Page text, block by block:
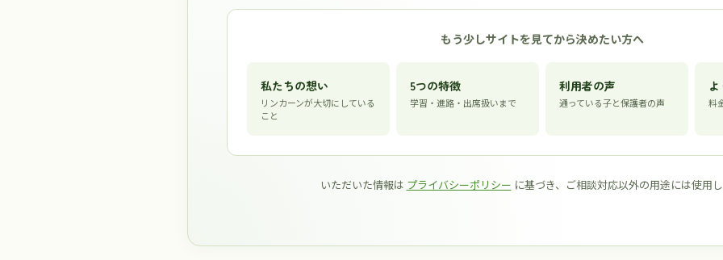
もう少しサイトを見てから決めたい方へ
私たちの想い
リンカーンが大切にしている
こと
5つの特徴
学習・進路・出席扱いまで
利用者の声
通っている子と保護者の声 料
いただいた情報は プライバシーポリシー に基づき、ご相談対応以外の用途には使用